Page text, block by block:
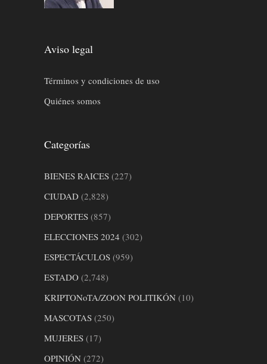
Aviso legal
Términos y condiciones de uso
Quiénes somos
Categorías
BIENES RAICES (227)
CIUDAD (2,828)
DEPORTES (857)
ELECCIONES 2024 (302)
ESPECTÁCULOS (959)
ESTADO (2,748)
KRIPTONoTA/ZOON POLITIKÓN (10)
MASCOTAS (250)
MUJERES (17)
OPINIÓN (272)